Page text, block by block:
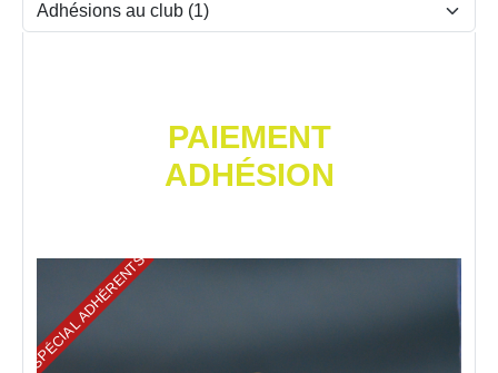
PAIEMENT
ADHÉSION
SPÉCIAL ADHÉRENTS